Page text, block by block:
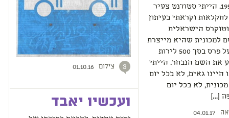
התחיל: 1959. הייתי סטודנט צעיר
וקראתי בעיתון
הישראלית
למכונית שהיא מייצרת
ומכריזה על פרס בסך 500 לירות
את השם הנבחר. הייתי
היינו גאים, לא בכל יום
לא בכל יום
[…]
04.01.17
3 צילום 01.10.16
ועכשיו יאבד